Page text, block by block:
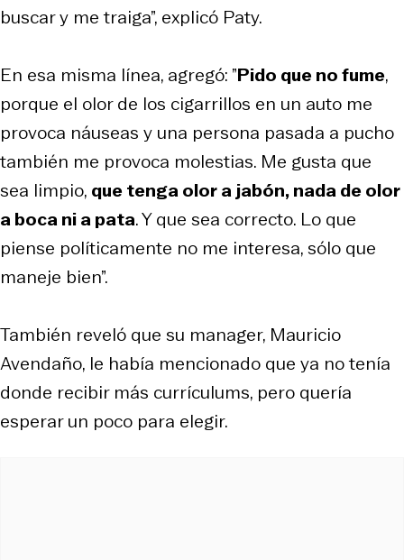
buscar y me traiga”, explicó Paty.
En esa misma línea, agregó: ”Pido que no fume,
porque el olor de los cigarrillos en un auto me
provoca náuseas y una persona pasada a pucho
también me provoca molestias. Me gusta que
sea limpio, que tenga olor a jabón, nada de olor
a boca ni a pata. Y que sea correcto. Lo que
piense políticamente no me interesa, sólo que
maneje bien”.
También reveló que su manager, Mauricio
Avendaño, le había mencionado que ya no tenía
donde recibir más currículums, pero quería
esperar un poco para elegir.